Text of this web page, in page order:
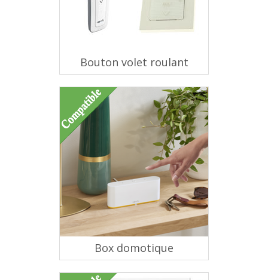
Bouton volet roulant
Box domotique